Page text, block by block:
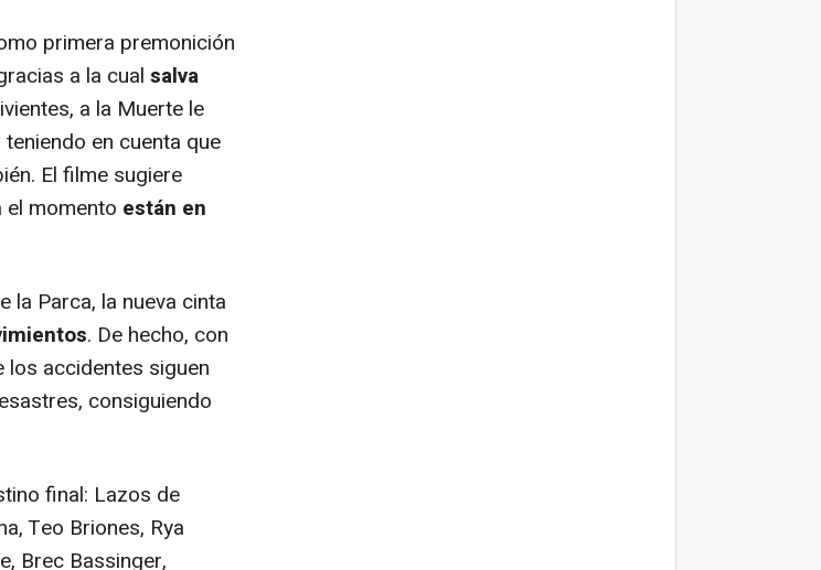
primera premonición
a la cual salva
a la Muerte le
en cuenta que
El filme sugiere
momento están en
Parca, la nueva cinta
. De hecho, con
los accidentes siguen
consiguiendo
final: Lazos de
Teo Briones, Rya
Brec Bassinger,